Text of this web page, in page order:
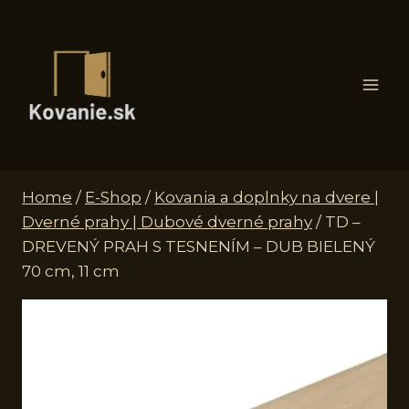
Home / E-Shop / Kovania a doplnky na dvere |
Dverné prahy | Dubové dverné prahy / TD –
DREVENÝ PRAH S TESNENÍM – DUB BIELENÝ
70 cm, 11 cm